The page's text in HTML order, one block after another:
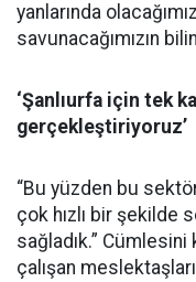
yanlarında
savunacağımızın
‘Şanlıurfa için tek
gerçekleştiriyoruz’
“Bu yüzden bu
çok hızlı bir şekilde
sağladık.” Cümlesini
çalışan